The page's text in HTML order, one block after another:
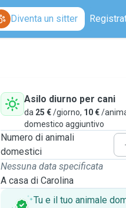
Diventa un sitter
Asilo diurno per cani
da 25 €/giorno, 10 €/
domestico aggiuntivo
Numero di animali
domestici
Nessuna data specificata
A casa di Carolina
Tu e il tuo animale